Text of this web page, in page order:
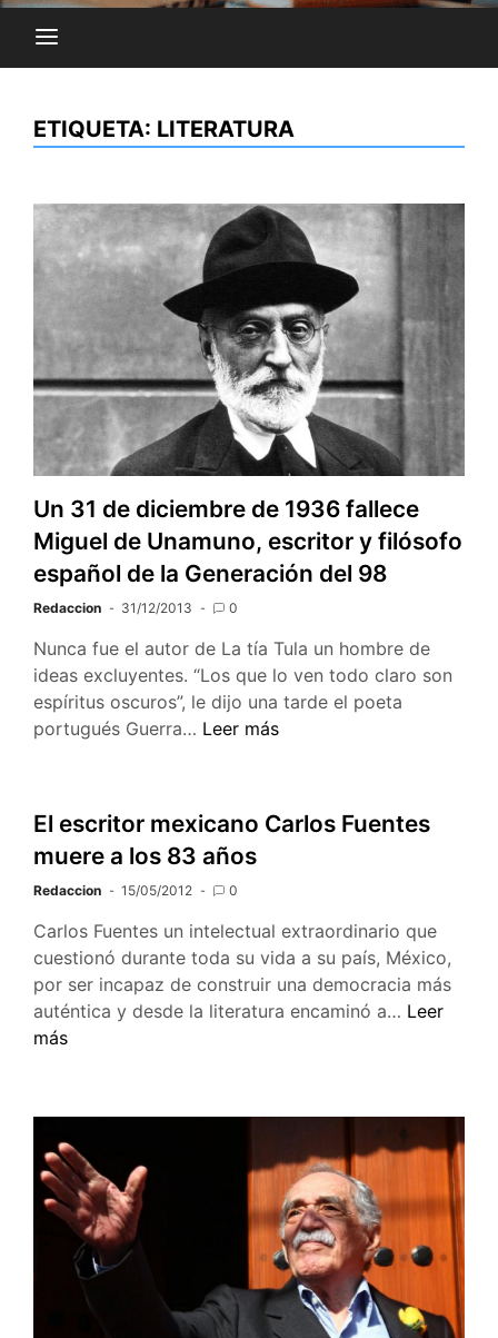
ETIQUETA: LITERATURA
Un 31 de diciembre de 1936 fallece
Miguel de Unamuno, escritor y filósofo
español de la Generación del 98
Redaccion 31/12/2013 0
Nunca fue el autor de La tía Tula un hombre de
ideas excluyentes. “Los que lo ven todo claro son
espíritus oscuros”, le dijo una tarde el poeta
portugués Guerra… Un
de
1936
fallece
de
Unamuno,
escritor
y
Leer más
El escritor mexicano Carlos Fuentes
muere a los 83 años
Redaccion 15/05/2012 0
Carlos Fuentes un intelectual extraordinario que
cuestionó durante toda su vida a su país, México,
por ser incapaz de construir una democracia más
auténtica y desde la literatura encaminó a… El
Fuentes
muere
los
83
años
Leer
más